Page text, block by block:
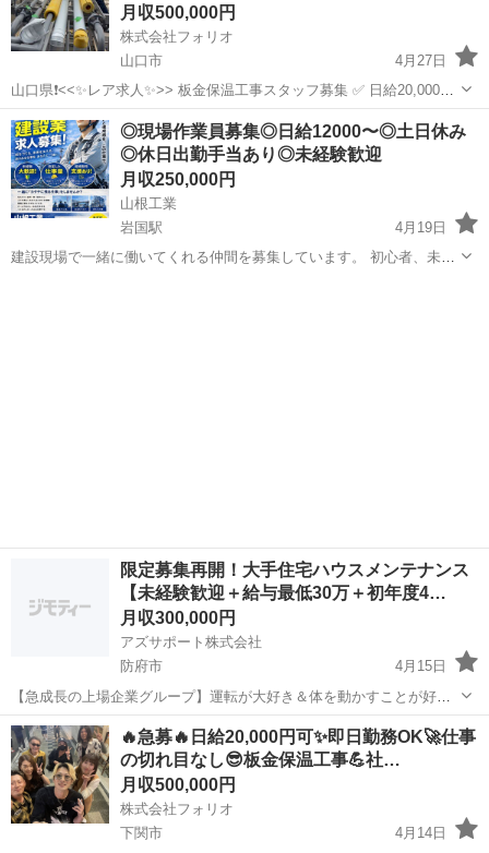
月収500,000円
株式会社フォリオ
山口市
4月27日
山口県❗️<<✨レア求人✨>> 板金保温工事スタッフ募集 ✅ 日給20,000円
可🔥稼ぎたい方歓迎🎉 ✅ 即日勤務可🚀お急ぎの方にオススメ❗️ ✅「経
験よりやる気！」若手スタッフも活躍中💪 この求人に...
山口 山口市 その他 板金
◎現場作業員募集◎日給12000〜◎土日休み
◎休日出勤手当あり◎未経験歓迎
月収250,000円
山根工業
岩国駅
4月19日
建設現場で一緒に働いてくれる仲間を募集しています。 初心者、未経
限定募集再開！大手住宅ハウスメンテナンス
【未経験歓迎＋給与最低30万＋初年度4…
月収300,000円
アズサポート株式会社
防府市
4月15日
【急成長の上場企業グループ】運転が大好き＆体を動かすことが好き
な方▶月給30万＋ボーナス・インセンティブ年6回【年齢、未経験関係
なく全員支給】 ━━━━━━━━━━━━━━━━━━━━━ 【最短
1分で応募完了】ア...
山口 防府市 土木 未経験
🔥急募🔥日給20,000円可✨即日勤務OK🚀仕事
の切れ目なし😎板金保温工事💪社…
月収500,000円
株式会社フォリオ
下関市
4月14日